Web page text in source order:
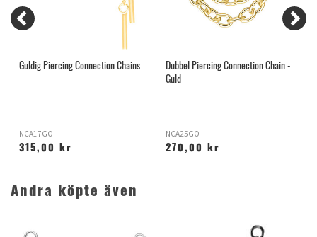
Guldig Piercing Connection Chains
NCA17GO
315,00 kr
Dubbel Piercing Connection Chain -
Guld
NCA25GO
270,00 kr
Andra köpte även